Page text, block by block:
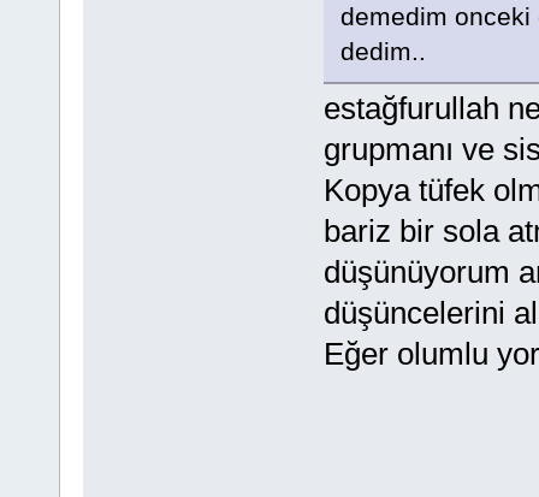
demedim
dedim..
estağfurullah
grupmanı ve
Kopya tüfek
bariz bir sola
düşünüyorum
düşüncelerini
Eğer olumlu